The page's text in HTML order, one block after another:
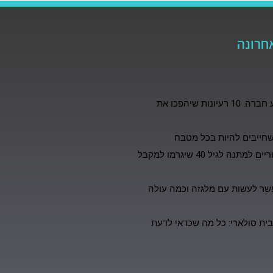
קונספט לאירוע חברה: 10 רעיונות שיהפכו את
10 רעיונות מקוריים למתנה לגיל 40 שיגרמו למקבל
לעשות עם מלגזה וכמה עולה
בית סולארי: כל מה שכדאי לדעת